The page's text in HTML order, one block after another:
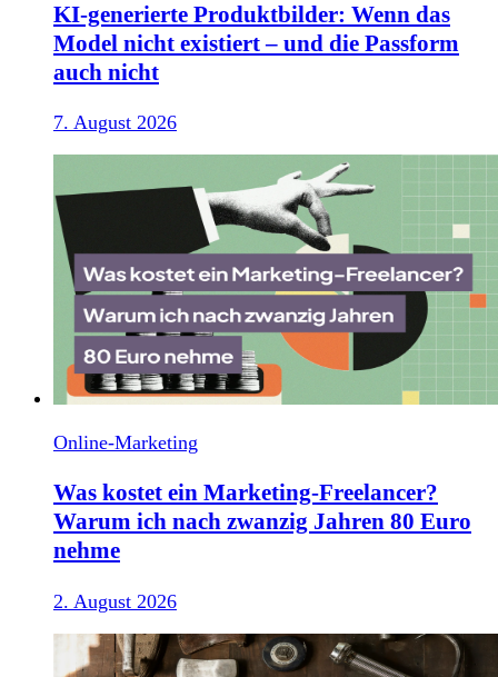
KI-generierte Produktbilder: Wenn das
Model nicht existiert – und die Passform
auch nicht
7. August 2026
Online-Marketing
Was kostet ein Marketing-Freelancer?
Warum ich nach zwanzig Jahren 80 Euro
nehme
2. August 2026